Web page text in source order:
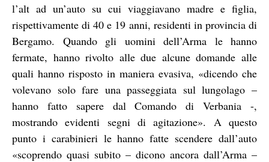
l’alt ad un’auto su cui viaggiavano madre e figlia,
rispettivamente di 40 e 19 anni, residenti in provincia di
Bergamo. Quando gli uomini dell’Arma le hanno
fermate, hanno rivolto alle due alcune domande alle
quali hanno risposto in maniera evasiva, «dicendo che
volevano solo fare una passeggiata sul lungolago –
hanno fatto sapere dal Comando di Verbania -,
mostrando evidenti segni di agitazione». A questo
punto i carabinieri le hanno fatte scendere dall’auto
«scoprendo quasi subito – dicono ancora dall’Arma –